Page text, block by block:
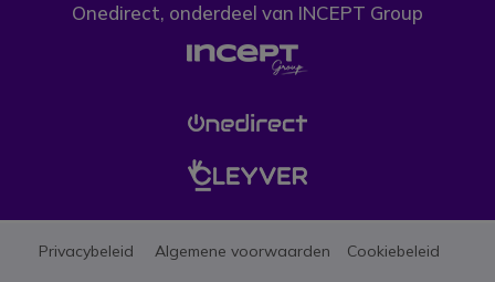
Onedirect, onderdeel van INCEPT Group
Privacybeleid Algemene voorwaarden Cookiebeleid